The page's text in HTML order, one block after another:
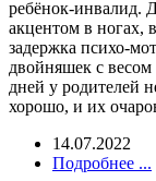
ребёнок-инвалид.
акцентом в ногах,
задержка психо-
двойняшек с
дней у родителей
хорошо, и их
14.07.2022
Подробнее ...